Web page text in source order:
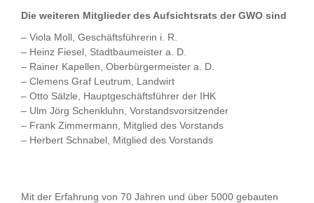
Die weiteren Mitglieder des Aufsichtsrats der GWO sind
Viola Moll, Geschäftsführerin i. R.
Heinz Fiesel, Stadtbaumeister a. D.
Rainer Kapellen, Oberbürgermeister a. D.
Clemens Graf Leutrum, Landwirt
Otto Sälzle, Hauptgeschäftsführer der IHK
Ulm Jörg Schenkluhn, Vorstandsvorsitzender
Frank Zimmermann, Mitglied des Vorstands
Herbert Schnabel, Mitglied des Vorstands
Mit der Erfahrung von 70 Jahren und über 5000 gebauten